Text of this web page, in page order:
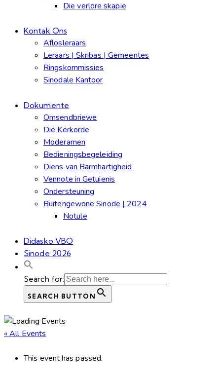
Die verlore skapie
Kontak Ons
Aflosleraars
Leraars | Skribas | Gemeentes
Ringskommissies
Sinodale Kantoor
Dokumente
Omsendbriewe
Die Kerkorde
Moderamen
Bedieningsbegeleiding
Diens van Barmhartigheid
Vennote in Getuienis
Ondersteuning
Buitengewone Sinode | 2024
Notule
Didasko VBO
Sinode 2026
Search for:
SEARCH BUTTON
« All Events
This event has passed.